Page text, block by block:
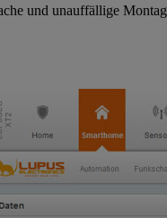
und unauffällige